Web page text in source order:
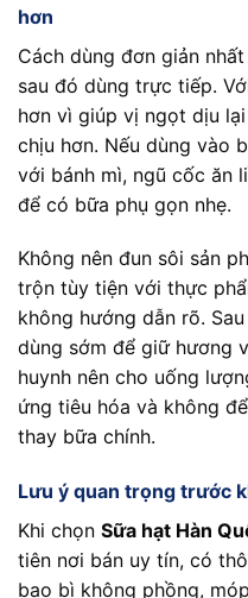
hơn
Cách dùng đơn giản
sau đó dùng trực tiếp.
hơn vì giúp vị ngọt dịu
chịu hơn. Nếu dùng vào
với bánh mì, ngũ cốc ăn
để có bữa phụ gọn nhẹ.
Không nên đun sôi sản
trộn tùy tiện với thực
không hướng dẫn rõ.
dùng sớm để giữ hương
huynh nên cho uống
ứng tiêu hóa và không
thay bữa chính.
Lưu ý quan trọng trước
Khi chọn Sữa hạt Hàn
tiên nơi bán uy tín, có
bao bì không phồng,